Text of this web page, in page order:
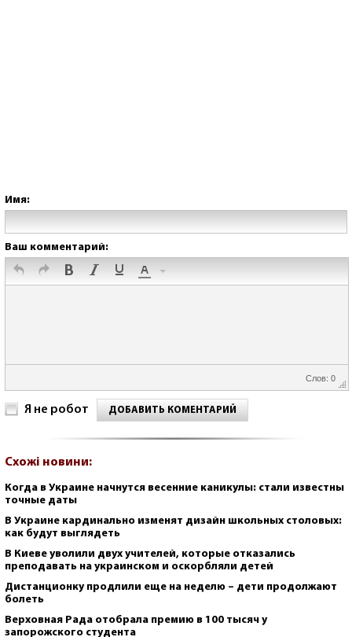
Имя:
Ваш комментарий:
Слов: 0
Я не робот ДОБАВИТЬ КОМЕНТАРИЙ
Схожі новини:
Когда в Украине начнутся весенние каникулы: стали известны
точные даты
В Украине кардинально изменят дизайн школьных столовых:
как будут выглядеть
В Киеве уволили двух учителей, которые отказались
преподавать на украинском и оскорбляли детей
Дистанционку продлили еще на неделю – дети продолжают
болеть
Верховная Рада отобрала премию в 100 тысяч у
запорожского студента